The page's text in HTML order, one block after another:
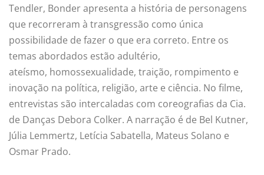
Tendler, Bonder apresenta a história de personagens
que recorreram à transgressão como única
possibilidade de fazer o que era correto. Entre os
temas abordados estão adultério,
ateísmo, homossexualidade, traição, rompimento e
inovação na política, religião, arte e ciência. No filme,
entrevistas são intercaladas com coreografias da Cia.
de Danças Debora Colker. A narração é de Bel Kutner,
Júlia Lemmertz, Letícia Sabatella, Mateus Solano e
Osmar Prado.